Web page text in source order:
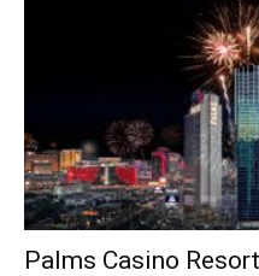
Palms Casino